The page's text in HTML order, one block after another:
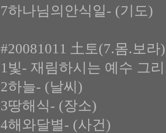
7하나님의안식일- (기도)
#20081011 土토(7.몸.보라
1빛- 재림하시는 예수 그
2하늘- (날씨)
3땅해식- (장소)
4해와달별- (사건)